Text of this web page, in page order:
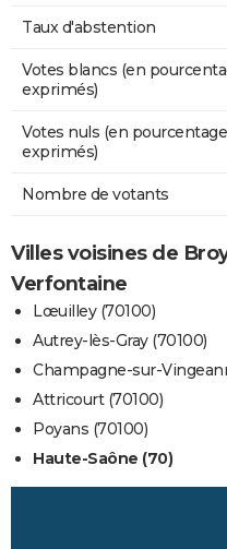
Taux d'abstention
Votes blancs (en
exprimés)
Votes nuls (en
exprimés)
Nombre de votants
Villes voisines de
Verfontaine
Lœuilley (70100)
Autrey-lès-Gray (70100)
Champagne-sur-
Attricourt (70100)
Poyans (70100)
Haute-Saône (70)